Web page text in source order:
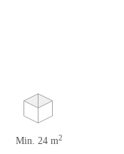
Min. 24 m2